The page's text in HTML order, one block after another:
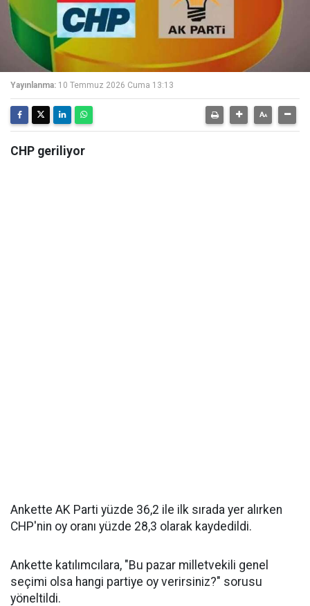
Yayınlanma: 10 Temmuz 2026 Cuma 13:13
CHP geriliyor
Ankette AK Parti yüzde 36,2 ile ilk sırada yer alırken
CHP'nin oy oranı yüzde 28,3 olarak kaydedildi.
Ankette katılımcılara, "Bu pazar milletvekili genel
seçimi olsa hangi partiye oy verirsiniz?" sorusu
yöneltildi.